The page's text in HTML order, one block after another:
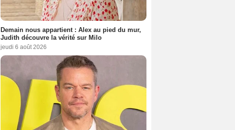
Demain nous appartient : Alex au pied du mur,
Judith découvre la vérité sur Milo
jeudi 6 août 2026